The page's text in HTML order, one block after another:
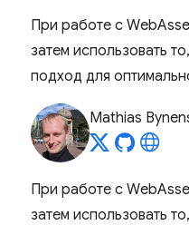
При работе с
затем использовать
подход для
Mathias
При работе с
затем использовать